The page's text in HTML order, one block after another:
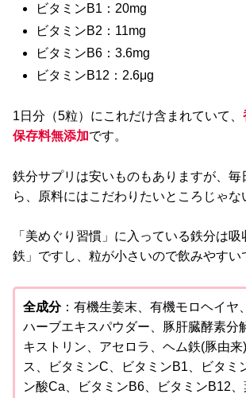
ビタミンB1：20mg
ビタミンB2：11mg
ビタミンB6：3.6mg
ビタミンB12：2.6μg
1日分（5粒）にこれだけ含まれていて、
保存料無添加です。
鉄分サプリは安いものもありますが、毎
ら、原料にはこだわりたいところじゃな
「美めぐり習慣」に入っている鉄分は
鉄」ですし、粒が小さいので飲みやすい
全成分：有機生姜末、有機モロヘイヤ
ハーブエキスパウダー、豚肝臓酵素分
キストリン、アセロラ、ヘム鉄(豚由来
ス、ビタミンC、ビタミンB1、ビタミ
ン酸Ca、ビタミンB6、ビタミンB12、